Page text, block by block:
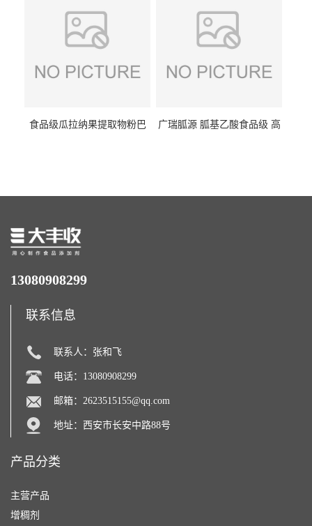
食品级瓜拉纳果提取物粉巴
广瑞胍源 胍基乙酸食品级 高
13080908299
联系信息
联系人：张和飞
电话：13080908299
邮箱： 2623515155@qq.com
地址：西安市长安中路88号
产品分类
主营产品
增稠剂